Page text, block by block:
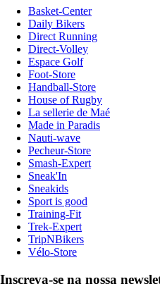
Basket-Center
Daily Bikers
Direct Running
Direct-Volley
Espace Golf
Foot-Store
Handball-Store
House of Rugby
La sellerie de Maé
Made in Paradis
Nauti-wave
Pecheur-Store
Smash-Expert
Sneak'In
Sneakids
Sport is good
Training-Fit
Trek-Expert
TripNBikers
Vélo-Store
Inscreva-se na nossa